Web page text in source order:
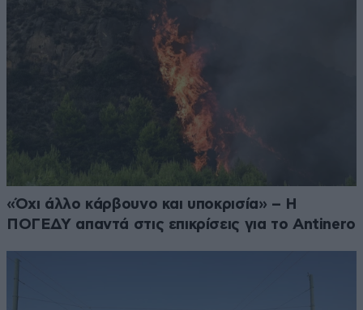
«Όχι άλλο κάρβουνο και υποκρισία» – Η
ΠΟΓΕΔΥ απαντά στις επικρίσεις για το Antinero